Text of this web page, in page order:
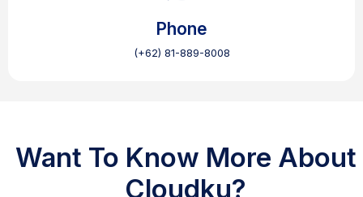
Phone
(+62) 81-889-8008
Want To Know More About
Cloudku?